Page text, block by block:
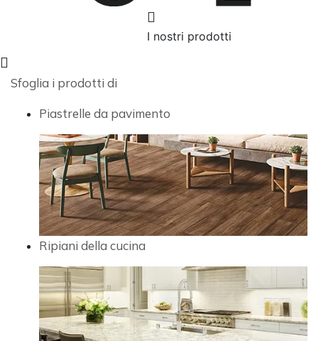
I nostri prodotti
Sfoglia i prodotti di
Piastrelle da pavimento
Ripiani della cucina